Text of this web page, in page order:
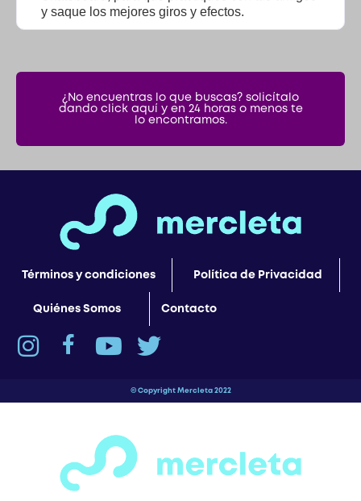
y saque los mejores giros y efectos.
¿No encuentras lo que buscas? solicítalo
dando click aquí y en 24 horas o menos te
lo encontramos.
Términos y condiciones Política de Privacidad
Quiénes Somos Contacto
© Copyright Mercleta 2022